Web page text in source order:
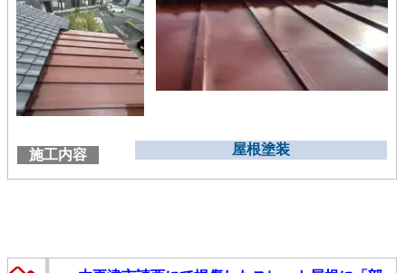
施工内容 屋根塗装